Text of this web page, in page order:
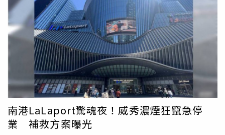
南港LaLaport驚魂夜！威秀濃煙狂竄急停
業 補救方案曝光